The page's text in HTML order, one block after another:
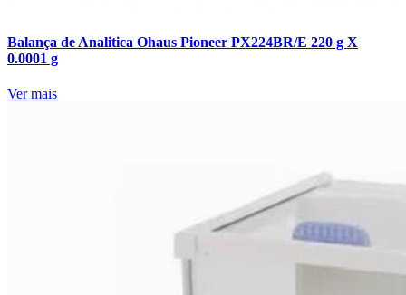
Balança de Analitica Ohaus Pioneer PX224BR/E 220 g X
0.0001 g
Ver mais